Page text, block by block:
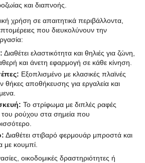
και διαπνοής.
χρήση σε απαιτητικά περιβάλλοντα,
που διευκολύνουν την
Διαθέτει ελαστικότητα και θηλιές για ζώνη,
και άνετη εφαρμογή σε κάθε κίνηση.
Εξοπλισμένο με κλασικές πλαϊνές
θήκες αποθήκευσης για εργαλεία και
Το στρίφωμα με διπλές ραφές
του ρούχου στα σημεία που
Διαθέτει στιβαρό φερμουάρ μπροστά και
κουμπί.
οικοδομικές δραστηριότητες ή